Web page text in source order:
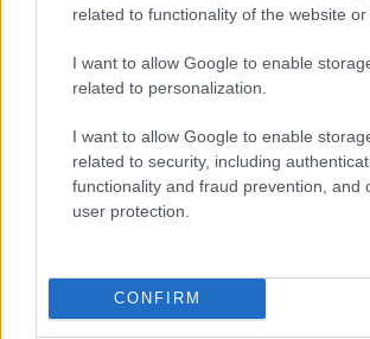
related to functionality of the website or
I want to allow Google to enable
related to personalization.
I want to allow Google to enable
related to security, including
functionality and fraud prevention, and
user protection.
CONFIRM
Τώρα, σε αυτήν την παρωδία ας
μόνος του την ευθύνη»
Κριτική ασκεί όμως και το
γραφείο Τύπου του κόμματος να
με νόημα:
«Το ΠΑΣΟΚ-Κίνημα Αλλαγής από
Δημοκρατίας απέναντι στο
εγκληματικής οργάνωσης, που